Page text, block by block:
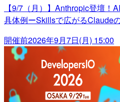
【9/7（月）】Anthropic登壇！
具体例ーSkillsで広がるClaude
開催前2026年9月7日(月) 15:00